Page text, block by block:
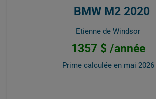
BMW M2 2020
Etienne de Windsor
1357 $ /année
Prime calculée en mai 2026